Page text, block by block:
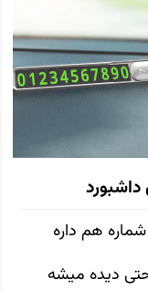
داشبورد
هم داره
دیده میشه